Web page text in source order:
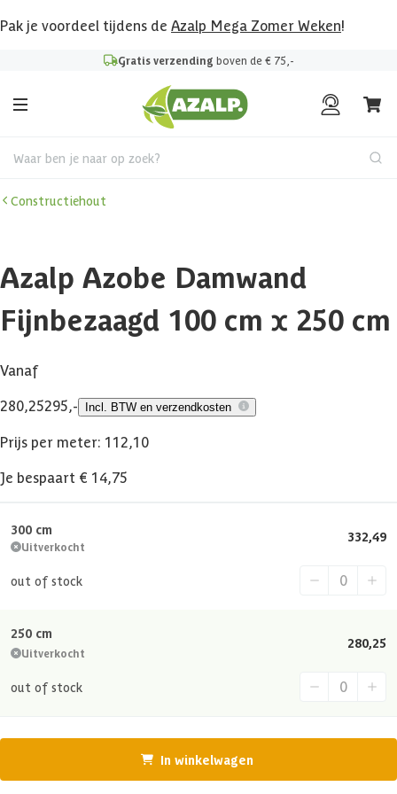
Pak je voordeel tijdens de Azalp Mega Zomer Weken!
Gratis verzending boven de € 75,-
Waar ben je naar op zoek?
Constructiehout
Azalp Azobe Damwand
Fijnbezaagd 100 cm x 250 cm
Vanaf
280,25295,- Incl. BTW en verzendkosten
Prijs per meter: 112,10
Je bespaart € 14,75
300 cm
Uitverkocht
out of stock
332,49
250 cm
Uitverkocht
out of stock
280,25
In winkelwagen